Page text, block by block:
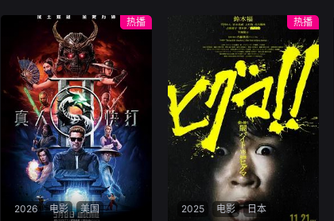
牧羊人乔治（休·杰克曼
饰）最爱给羊群读侦探小说，
没想到自己有一天会离奇死
亡。他留下的3000万巨额遗
产，让每个人貌似都有犯罪动
机。警察毫无头绪之时，羊群
们决定“不务正业”迈出牧场，
追查牧羊人“躺平
穷途末路的天才少年刘全龙
（彭昱畅 饰），被偏执富家公
子陈伦（丁禹兮 饰）选中，被
迫踏入一场为他量身打造的
“换命游戏”。豪华别墅、名车
名表、神秘女友全部备齐，在
陈伦的精心打造下，刘全龙瞬
间拥有顶配人生。
2026 电影 美国
热播
2025 电影 日本
热播